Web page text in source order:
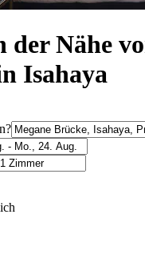
der Nähe
Isahaya